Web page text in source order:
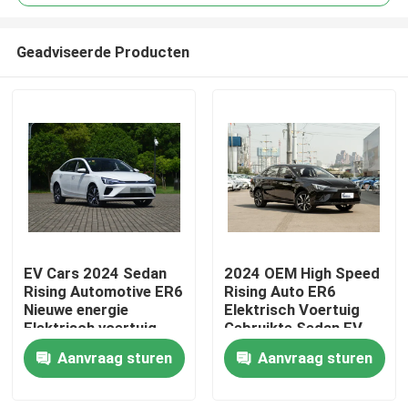
Thuis
Geadviseerde Producten
EV Cars 2024 Sedan
Rising Automotive ER6
Nieuwe energie
Elektrisch voertuig
520KM EV Car
Aanvraag sturen
2024 OEM High Speed
Rising Auto ER6
Elektrisch Voertuig
Gebruikte Sedan EV
Auto 520km
Aanvraag sturen